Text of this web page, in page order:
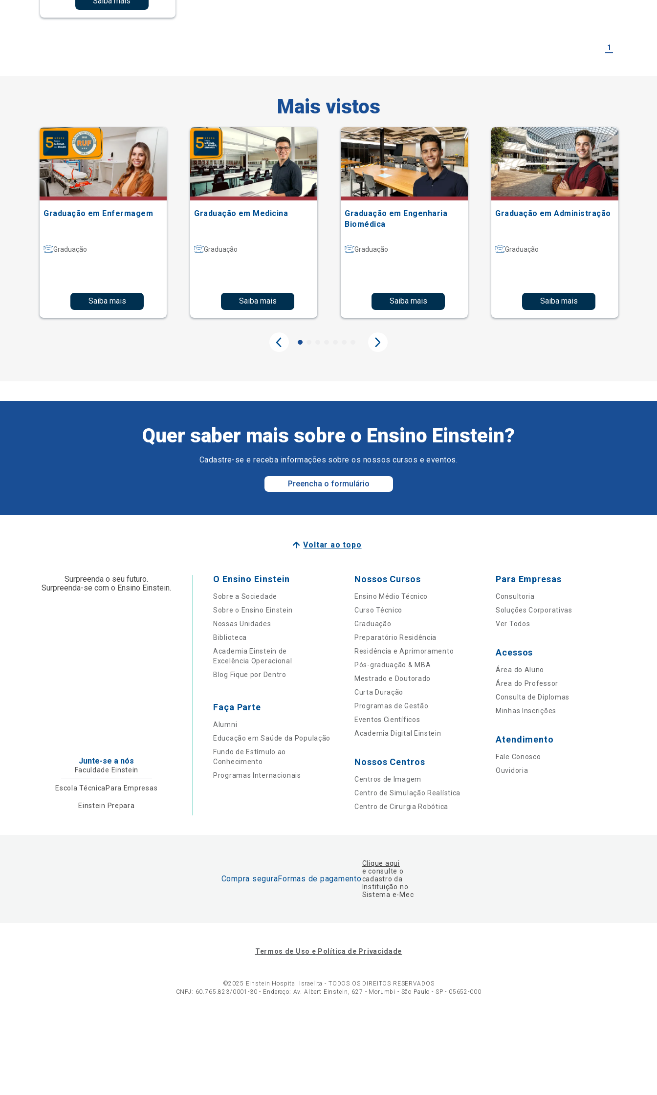
1
Mais vistos
Graduação em Enfermagem
Graduação
Saiba mais
Graduação em Medicina
Graduação
Saiba mais
Graduação em Engenharia
Biomédica
Graduação
Saiba mais
Graduação em Administração
Graduação
Saiba mais
Quer saber mais sobre o Ensino Einstein?
Cadastre-se e receba informações sobre os nossos cursos e eventos.
Preencha o formulário
Voltar ao topo
Surpreenda o seu futuro.
Surpreenda-se com o Ensino Einstein.
Junte-se a nós
Faculdade Einstein
Escola Técnica Para Empresas
Einstein Prepara
O Ensino Einstein
Sobre a Sociedade
Sobre o Ensino Einstein
Nossas Unidades
Biblioteca
Academia Einstein de
Excelência Operacional
Blog Fique por Dentro
Faça Parte
Alumni
Educação em Saúde da População
Fundo de Estímulo ao
Conhecimento
Programas Internacionais
Nossos Cursos
Ensino Médio Técnico
Curso Técnico
Graduação
Preparatório Residência
Residência e Aprimoramento
Pós-graduação & MBA
Mestrado e Doutorado
Curta Duração
Programas de Gestão
Eventos Científicos
Academia Digital Einstein
Nossos Centros
Centros de Imagem
Centro de Simulação Realística
Centro de Cirurgia Robótica
Para Empresas
Consultoria
Soluções Corporativas
Ver Todos
Acessos
Área do Aluno
Área do Professor
Consulta de Diplomas
Minhas Inscrições
Atendimento
Fale Conosco
Ouvidoria
Compra seguraFormas de pagamento
Clique aqui
e consulte o
cadastro da
Instituição no
Sistema e-Mec
Termos de Uso e Política de Privacidade
©2025 Einstein Hospital Israelita - TODOS OS DIREITOS RESERVADOS
CNPJ: 60.765.823/0001-30 - Endereço: Av. Albert Einstein, 627 - Morumbi - São Paulo - SP - 05652-000